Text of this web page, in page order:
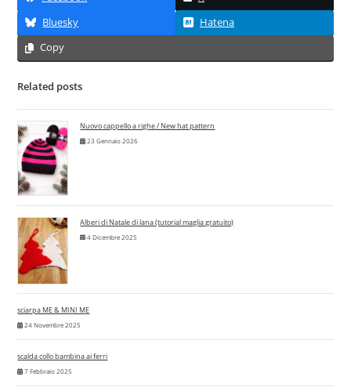
Bluesky
Hatena
Copy
Related posts
Nuovo cappello a righe / New hat pattern
23 Gennaio 2026
Alberi di Natale di lana (tutorial maglia gratuito)
4 Dicembre 2025
sciarpa ME & MINI ME
24 Novembre 2025
scalda collo bambina ai ferri
7 Febbraio 2025